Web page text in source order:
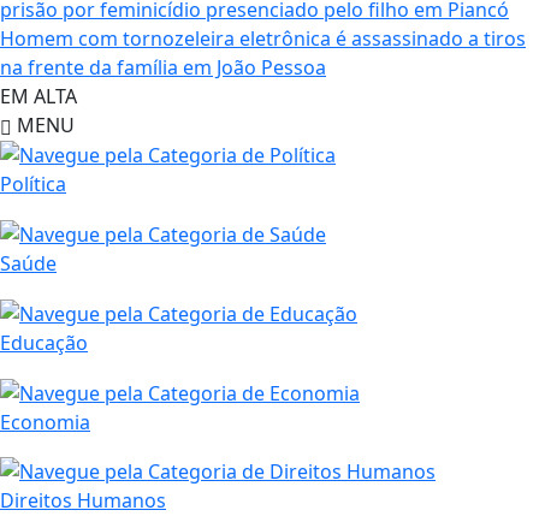
prisão por feminicídio presenciado pelo filho em Piancó
Homem com tornozeleira eletrônica é assassinado a tiros
na frente da família em João Pessoa
EM ALTA
MENU
Política
Saúde
Educação
Economia
Direitos Humanos